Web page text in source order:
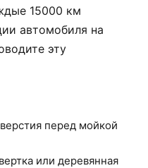
15000 км
автомобиля на
эту
перед мойкой
или деревянная